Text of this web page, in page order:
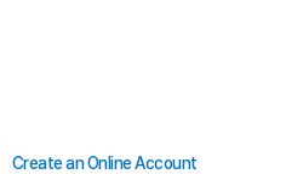
Create an Online Account